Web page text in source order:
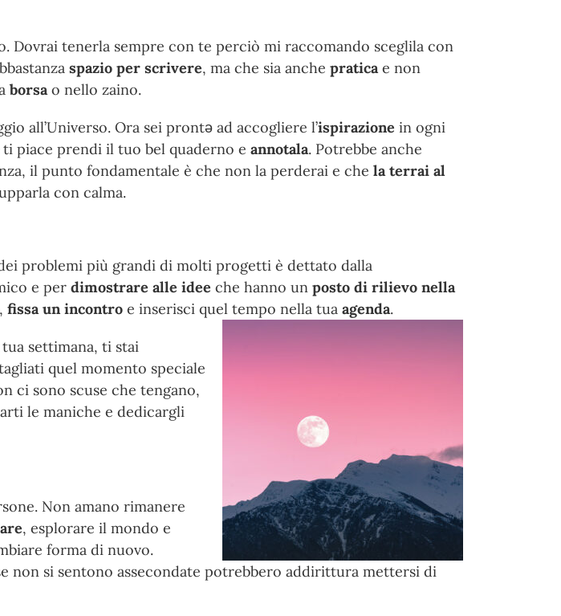
Dovrai tenerla sempre con te perciò mi raccomando sceglila con
spazio per scrivere, ma che sia anche praticae non
borsao nello zaino.
all’Universo. Ora sei prontǝ ad accogliere l’ispirazione in ogni
ti piace prendi il tuo bel quaderno e annotala. Potrebbe anche
il punto fondamentale è che non la perderai e che la terrai al
con calma.
problemi più grandi di molti progetti è dettato dalla
e per dimostrare alle idee che hanno un posto di rilievo nella
fissa un incontro e inserisci quel tempo nella tua agenda.
settimana, ti stai
quel momento speciale
ci sono scuse che tengano,
le maniche e dedicargli
Non amano rimanere
, esplorare il mondo e
forma di nuovo.
non si sentono assecondate potrebbero addirittura mettersi di